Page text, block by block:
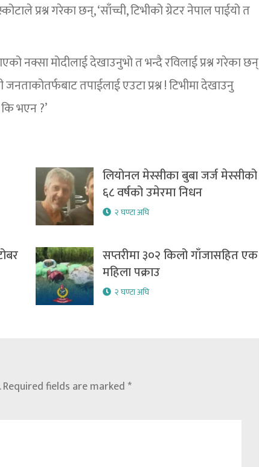
प्रश्न गरेका छन्, ‘साँच्ची, टिभीको ग्रेटर नेपाल पाईयो त
नक्सा मोदीलाई देखाउनुभो त भन्दै रविलाई प्रश्न गरेका छन्
जनताकोतर्फबाट तपाईलाई एउटा प्रश्न ! टिभीमा देखाउनु
भएन ?’
लियोनल मेस्सीका बुबा जर्ज मेस्सीको
६८ वर्षको उमेरमा निधन
२ घण्टा अघि
सप्तरीमा ३०२ किलो गाँजासहित एक
महिला पक्राउ
२ घण्टा अघि
Required fields are marked*